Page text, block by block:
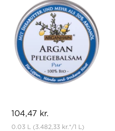
104,47 kr.
0.03 L (3.482,33 kr.*/1 L)